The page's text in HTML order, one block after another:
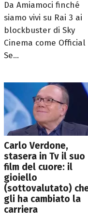
Da Amiamoci finché
siamo vivi su Rai 3 ai
blockbuster di Sky
Cinema come Official
Se...
Carlo Verdone,
stasera in Tv il suo
film del cuore: il
gioiello
(sottovalutato)
gli ha cambiato la
carriera